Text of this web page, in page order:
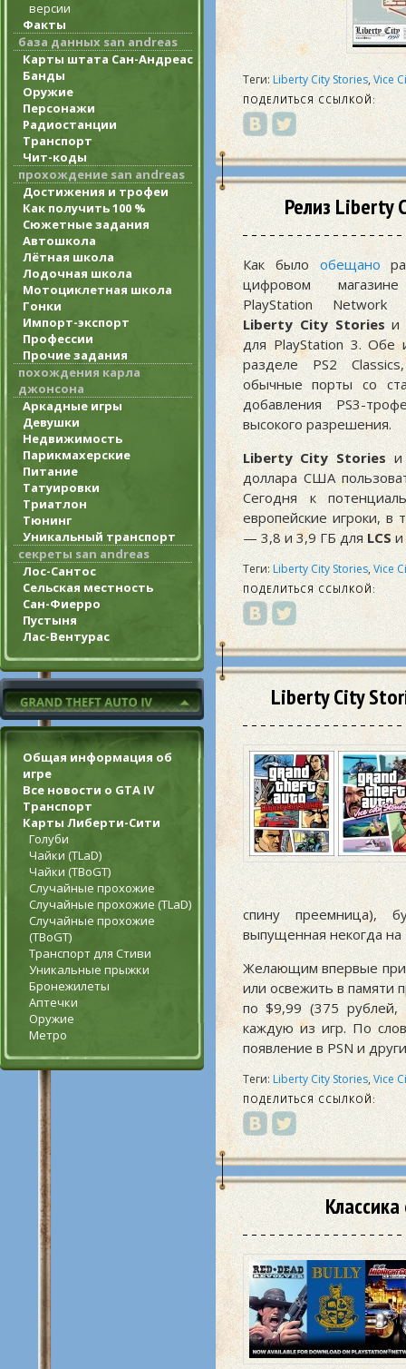
версии
Факты
база данных san andreas
Карты штата Сан-Андреас
Банды
Оружие
Персонажи
Радиостанции
Транспорт
Чит-коды
прохождение san andreas
Достижения и трофеи
Как получить 100 %
Сюжетные задания
Автошкола
Лётная школа
Лодочная школа
Мотоциклетная школа
Гонки
Импорт-экспорт
Профессии
Прочие задания
похождения карла
джонсона
Аркадные игры
Девушки
Недвижимость
Парикмахерские
Питание
Татуировки
Триатлон
Тюнинг
Уникальный транспорт
секреты san andreas
Лос-Сантос
Сельская местность
Сан-Фиерро
Пустыня
Лас-Вентурас
Общая информация об
игре
Все новости о GTA IV
Транспорт
Карты Либерти-Сити
Голуби
Чайки (TLaD)
Чайки (TBoGT)
Случайные прохожие
Случайные прохожие (TLaD)
Случайные прохожие
(TBoGT)
Транспорт для Стиви
Уникальные прыжки
Бронежилеты
Аптечки
Оружие
Метро
Теги: Liberty City Stories,Vice
ПОДЕЛИТЬСЯ ССЫЛКОЙ:
Релиз Liberty
Как было обещано
цифровом
PlayStation
Liberty City Stories
для PlayStation 3. Обе
разделе PS2
обычные порты со
добавления PS3-
высокого разрешения.
Liberty City Stories
доллара США
Сегодня к
европейские игроки, в
— 3,8 и 3,9 ГБ для LCS и
Теги:Liberty City Stories,Vice
ПОДЕЛИТЬСЯ ССЫЛКОЙ:
Liberty City
спину преемница),
выпущенная некогда на
Желающим впервые
или освежить в памяти
по $9,99 (375 рублей,
каждую из игр. По
появление в PSN и
Теги: Liberty City Stories,Vice
ПОДЕЛИТЬСЯ ССЫЛКОЙ: